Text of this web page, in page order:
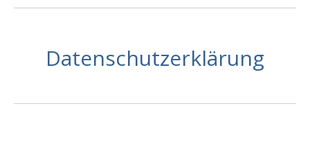
Produkte
Branchen
Unternehmen
Datenschutzerklärung